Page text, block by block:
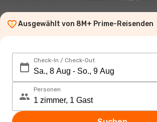
Ausgewählt von 8M+ Prime-Reisenden
Check-In / Check-Out
Personen